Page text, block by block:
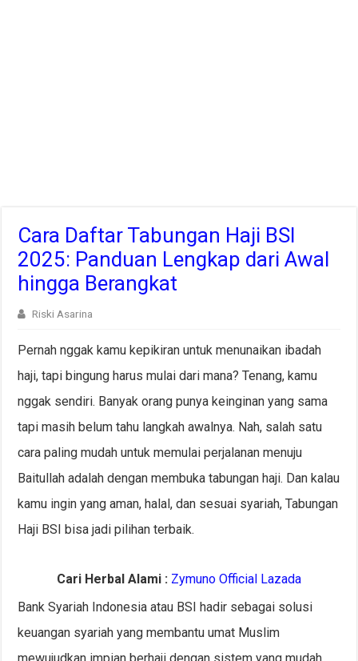
Cara Daftar Tabungan Haji BSI
2025: Panduan Lengkap dari Awal
hingga Berangkat
Riski Asarina
Pernah nggak kamu kepikiran untuk menunaikan ibadah
haji, tapi bingung harus mulai dari mana? Tenang, kamu
nggak sendiri. Banyak orang punya keinginan yang sama
tapi masih belum tahu langkah awalnya. Nah, salah satu
cara paling mudah untuk memulai perjalanan menuju
Baitullah adalah dengan membuka tabungan haji. Dan kalau
kamu ingin yang aman, halal, dan sesuai syariah, Tabungan
Haji BSI bisa jadi pilihan terbaik.
Cari Herbal Alami : Zymuno Official Lazada
Bank Syariah Indonesia atau BSI hadir sebagai solusi
keuangan syariah yang membantu umat Muslim